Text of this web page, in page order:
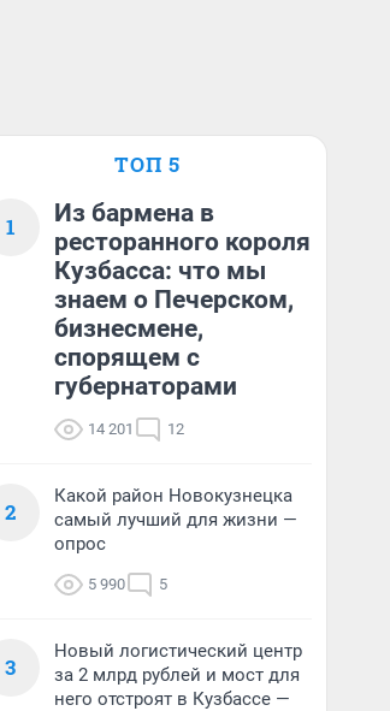
ТОП 5
1
Из бармена в
ресторанного короля
Кузбасса: что мы
знаем о Печерском,
бизнесмене,
спорящем с
губернаторами
14 201 12
2
Какой район Новокузнецка
самый лучший для жизни —
опрос
5 990 5
3
Новый логистический центр
за 2 млрд рублей и мост для
него отстроят в Кузбассе —